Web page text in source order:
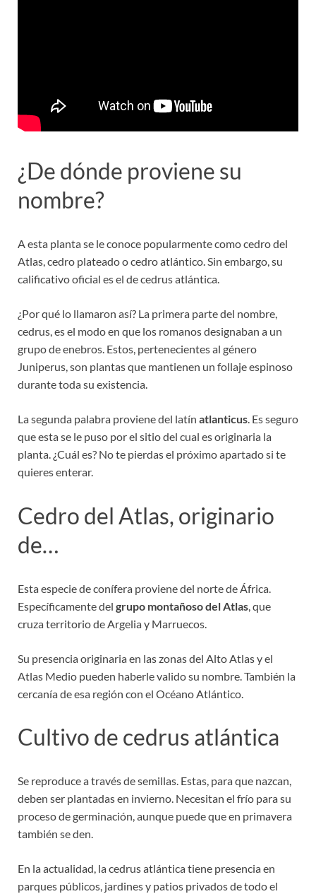
¿De dónde proviene su
nombre?
A esta planta se le conoce popularmente como cedro del
Atlas, cedro plateado o cedro atlántico. Sin embargo, su
calificativo oficial es el de cedrus atlántica.
¿Por qué lo llamaron así? La primera parte del nombre,
cedrus, es el modo en que los romanos designaban a un
grupo de enebros. Estos, pertenecientes al género
Juniperus, son plantas que mantienen un follaje espinoso
durante toda su existencia.
La segunda palabra proviene del latín atlanticus. Es seguro
que esta se le puso por el sitio del cual es originaria la
planta. ¿Cuál es? No te pierdas el próximo apartado si te
quieres enterar.
Cedro del Atlas, originario
de…
Esta especie de conífera proviene del norte de África.
Específicamente del grupo montañoso del Atlas , que
cruza territorio de Argelia y Marruecos.
Su presencia originaria en las zonas del Alto Atlas y el
Atlas Medio pueden haberle valido su nombre. También la
cercanía de esa región con el Océano Atlántico.
Cultivo de cedrus atlántica
Se reproduce a través de semillas. Estas, para que nazcan,
deben ser plantadas en invierno. Necesitan el frío para su
proceso de germinación, aunque puede que en primavera
también se den.
En la actualidad, la cedrus atlántica tiene presencia en
parques públicos, jardines y patios privados de todo el